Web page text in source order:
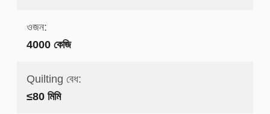
ওজন:
4000 কেজি
Quilting বেধ:
≤80 মিমি